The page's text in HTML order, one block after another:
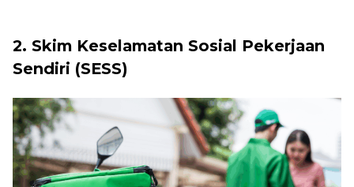
2. Skim Keselamatan Sosial Pekerjaan
Sendiri (SESS)